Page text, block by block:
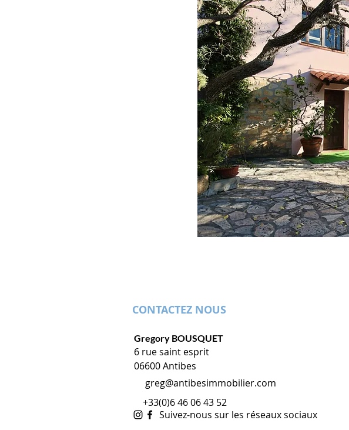
CONTACTEZ NOUS
Gregory BOUSQUET
6 rue saint esprit
06600 Antibes
greg@antibesimmobilier.com
+33(0)6 46 06 43 52
Suivez-nous sur les réseaux sociaux